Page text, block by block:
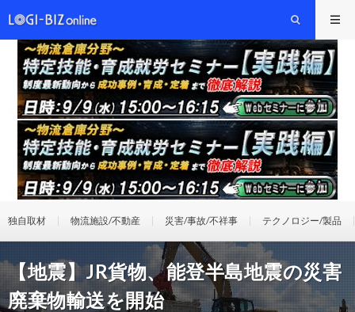
独自取材 物流施設/不動産 災害/事故/不祥事 テクノロジー/製品
【地震】JR貨物、能登半島地震の災害
廃棄物輸送を開始